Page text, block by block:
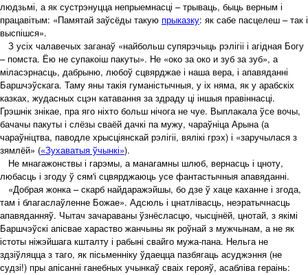
людзьмі, а як сустрэнуцца непрыемнасці – трываць, быць верным і
працавітым: «Памятай заўсёды такую прыказку: як сабе пасцелеш – так і
выспішся».
З усіх чалавечых заганаў «найбольш супярэчыць рэлігіі і агідная Богу
– помста. Ёю не супакоіш пакуты». Не «око за око и зуб за зуб», а
міласэрнасць, дабрыню, любоў сцвярджае і наша вера, і апавяданні
Баршчэўскага. Таму яны такія гуманістычныя, у іх няма, як у арабскіх
казках, жудасных сцэн катавання за здраду ці іншыя правіннасці.
Грэшнік знікае, пра яго ніхто больш нічога не чуе. Выплакала ўсе вочы,
бачачы пакуты і слёзы сваёй дачкі па мужу, чараўніца Арына (а
чараўніцтва, паводле хрысціянскай рэлігіі, вялікі грэх) і «заручылася з
зямлёй» («Зухаватыя ўчынкі»).
Не мнагажонствы і гарэмы, а манагамны шлюб, вернасць і цноту,
любасць і згоду ў сям'і сцвярджаюць усе фантастычныя апавяданні.
«Добрая жонка – скарб найдаражэйшы, бо дзе ў хаце каханне і згода,
там і благаслаўленне Божае». Адсюль і цнатлівасць, неэратычнасць
апавяданняў. Чытач зачараваны ўзнёсласцю, чысцінёй, цнотай, з якімі
Баршчэўскі апісвае хараство жанчыны як роўнай з мужчынам, а не як
істоты ніжэйшага кшталту і рабыні свайго мужа-пана. Нельга не
здзіўляцца з таго, як пісьменніку ўдаецца пазбягаць асуджэння (не
судзі!) пры апісанні ганебных учынкаў сваіх герояў, асабліва гераінь: